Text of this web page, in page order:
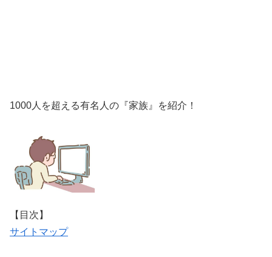
1000人を超える有名人の『家族』を紹介！
【目次】
サイトマップ